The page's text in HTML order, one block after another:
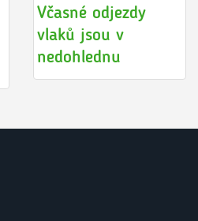
Včasné odjezdy
vlaků jsou v
nedohlednu